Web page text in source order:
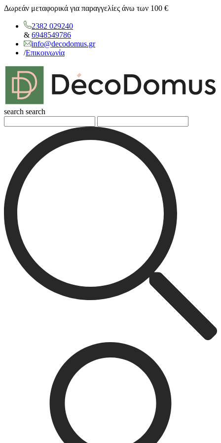
Δωρεάν μεταφορικά για παραγγελίες άνω των 100 €
2382 029240
& 6948549786
info@decodomus.gr
/Επικοινωνία
search search